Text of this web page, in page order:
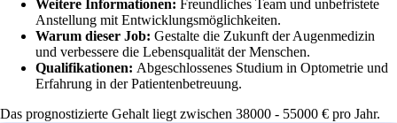
Weitere Informationen: Freundliches Team und unbefristete
Anstellung mit Entwicklungsmöglichkeiten.
Warum dieser Job: Gestalte die Zukunft der Augenmedizin
und verbessere die Lebensqualität der Menschen.
Qualifikationen: Abgeschlossenes Studium in Optometrie und
Erfahrung in der Patientenbetreuung.
Das prognostizierte Gehalt liegt zwischen 38000 - 55000 € pro Jahr.